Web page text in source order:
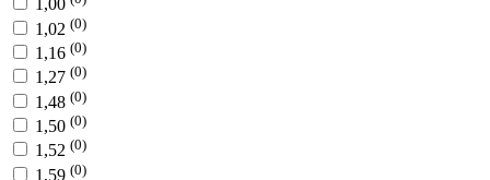
1,00
1,02 (0)
1,16 (0)
1,27 (0)
1,48 (0)
1,50 (0)
1,52 (0)
1,59 (0)